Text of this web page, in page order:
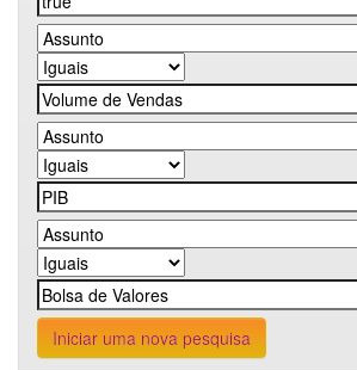
Iniciar uma nova pesquisa